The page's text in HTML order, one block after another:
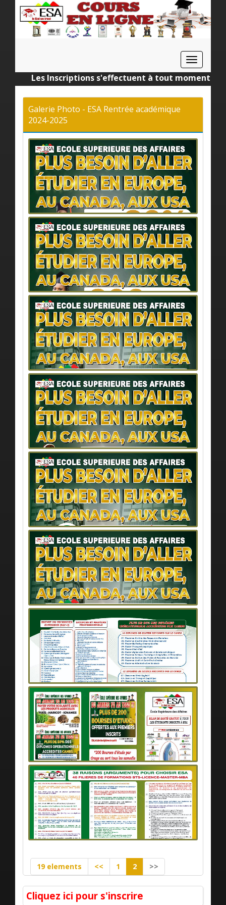
Toggle
Les Inscriptions s'effectuent à tout moment de
Galerie Photo - ESA Rentrée académique
2024-2025
19 elements << 1 2 >>
Cliquez ici pour s'inscrire